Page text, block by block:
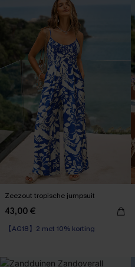
Zeezout tropische jumpsuit
43,00 €
【AG18】2 met 10% korting